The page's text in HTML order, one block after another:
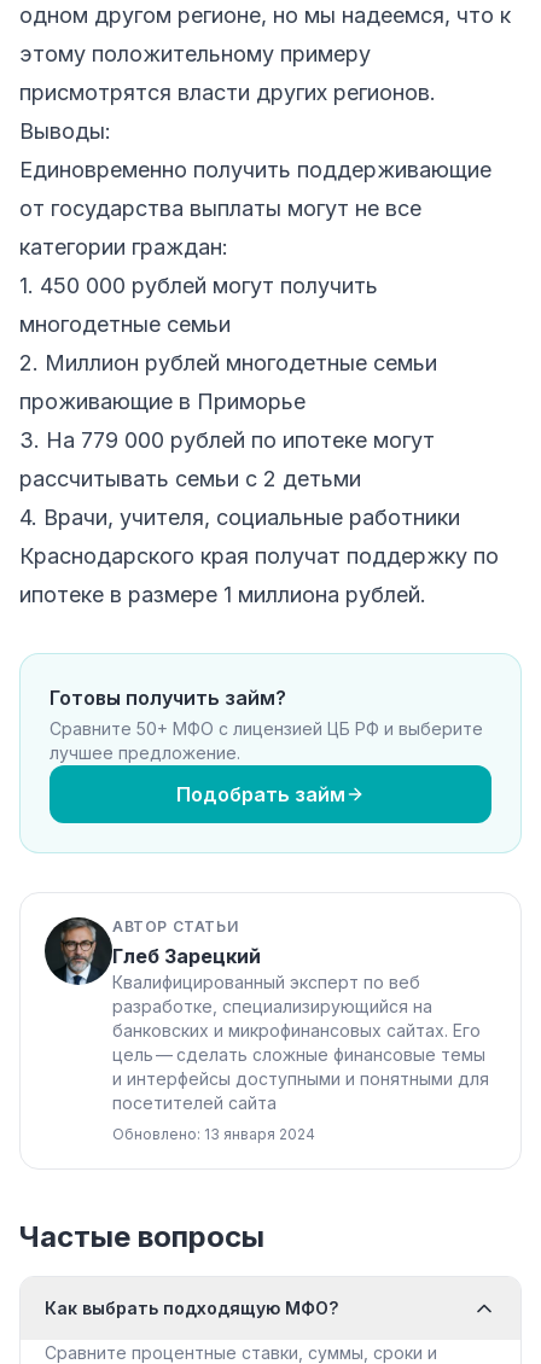
одном другом регионе, но мы надеемся, что к
этому положительному примеру
присмотрятся власти других регионов.
Выводы:
Единовременно получить поддерживающие
от государства выплаты могут не все
категории граждан:
1. 450 000 рублей могут получить
многодетные семьи
2. Миллион рублей многодетные семьи
проживающие в Приморье
3. На 779 000 рублей по ипотеке могут
рассчитывать семьи с 2 детьми
4. Врачи, учителя, социальные работники
Краснодарского края получат поддержку по
ипотеке в размере 1 миллиона рублей.
Готовы получить займ?
Сравните 50+ МФО с лицензией ЦБ РФ и выберите
лучшее предложение.
Подобрать займ
АВТОР СТАТЬИ
Глеб Зарецкий
Квалифицированный эксперт по веб
разработке, специализирующийся на
банковских и микрофинансовых сайтах. Его
цель — сделать сложные финансовые темы
и интерфейсы доступными и понятными для
посетителей сайта
Обновлено: 13 января 2024
Частые вопросы
Как выбрать подходящую МФО?
Сравните процентные ставки, суммы, сроки и